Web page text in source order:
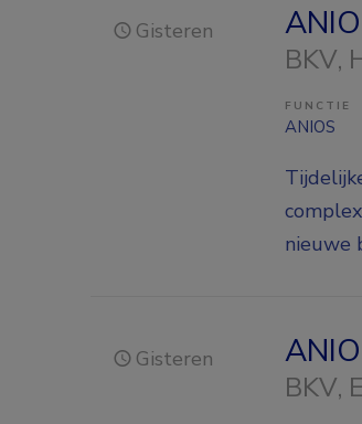
Gisteren
BKV,
FUNCTIE
ANIOS
nieuwe
Gisteren
BKV,